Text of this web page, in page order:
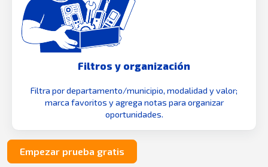
Filtros y organización
Filtra por departamento/municipio, modalidad y valor;
marca favoritos y agrega notas para organizar
oportunidades.
Empezar prueba gratis